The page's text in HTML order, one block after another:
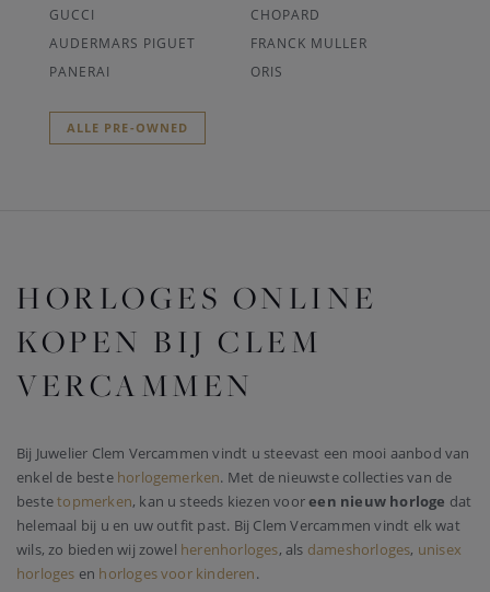
GUCCI
CHOPARD
AUDERMARS PIGUET
FRANCK MULLER
PANERAI
ORIS
ALLE PRE-OWNED
HORLOGES ONLINE
KOPEN BIJ CLEM
VERCAMMEN
Bij Juwelier Clem Vercammen vindt u steevast een mooi aanbod van
enkel de beste horlogemerken. Met de nieuwste collecties van de
bestetopmerken, kan u steeds kiezen vooreen nieuw horloge dat
helemaal bij u en uw outfit past. Bij Clem Vercammen vindt elk wat
wils, zo bieden wij zowel herenhorloges, als dameshorloges, unisex
horloges en horloges voor kinderen.